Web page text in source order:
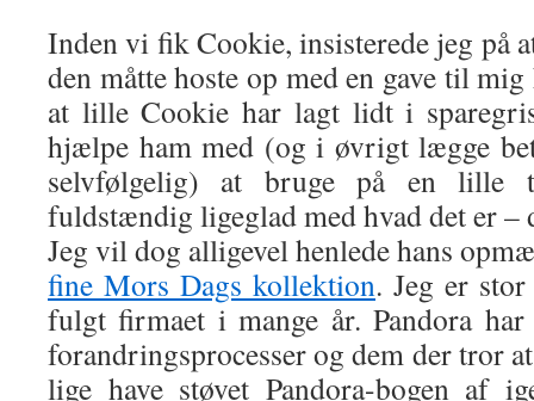
Inden vi fik Cookie, insisterede jeg på
den måtte hoste op med en gave til
at lille Cookie har lagt lidt i
hjælpe ham med (og i øvrigt lægge
selvfølgelig) at bruge på en lille
fuldstændig ligeglad med hvad det er –
Jeg vil dog alligevel henlede hans
fine Mors Dags kollektion. Jeg er
fulgt firmaet i mange år. Pandora har
forandringsprocesser og dem der tror
lige have støvet Pandora-bogen af